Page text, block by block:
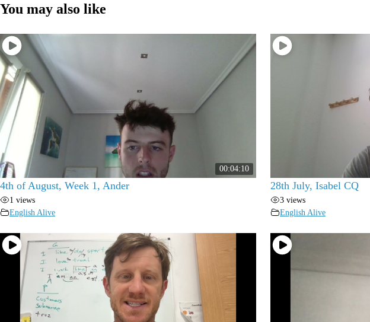
You may also like
00:04:10
4th of August, Week 1, Ander
1 views
English Alive
28th July, Isabel CQ
3 views
English Alive